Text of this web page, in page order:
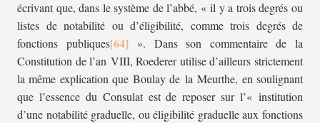
écrivant que, dans le système de l’abbé, « il y a trois degrés ou
listes de notabilité ou d’éligibilité, comme trois degrés de
fonctions publiques
». Dans son commentaire de la
Constitution de l’an VIII, Roederer utilise d’ailleurs strictement
la même explication que Boulay de la Meurthe, en soulignant
que l’essence du Consulat est de reposer sur l’« institution
d’une notabilité graduelle, ou éligibilité graduelle aux fonctions